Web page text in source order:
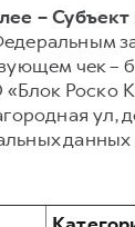
–
чек –
Роско
ул,